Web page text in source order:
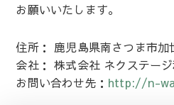
お願いいたします。
住所： 鹿児島県南さつま市加
会社： 株式会社 ネクステー
お問い合わせ先： http://n-